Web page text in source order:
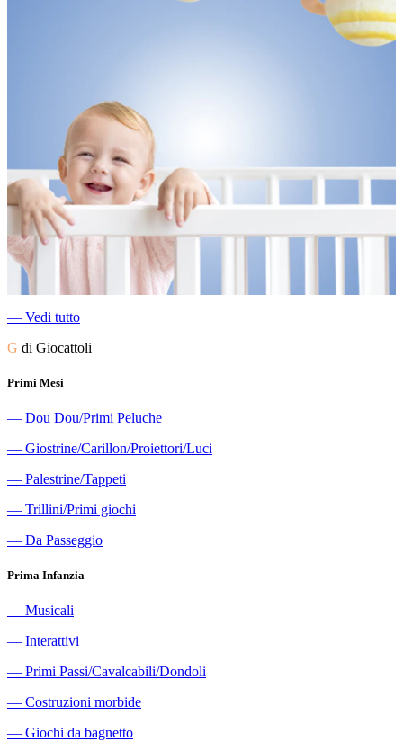
― Vedi tutto
G di Giocattoli
Primi Mesi
― Dou Dou/Primi Peluche
― Giostrine/Carillon/Proiettori/Luci
― Palestrine/Tappeti
― Trillini/Primi giochi
― Da Passeggio
Prima Infanzia
― Musicali
― Interattivi
― Primi Passi/Cavalcabili/Dondoli
― Costruzioni morbide
― Giochi da bagnetto